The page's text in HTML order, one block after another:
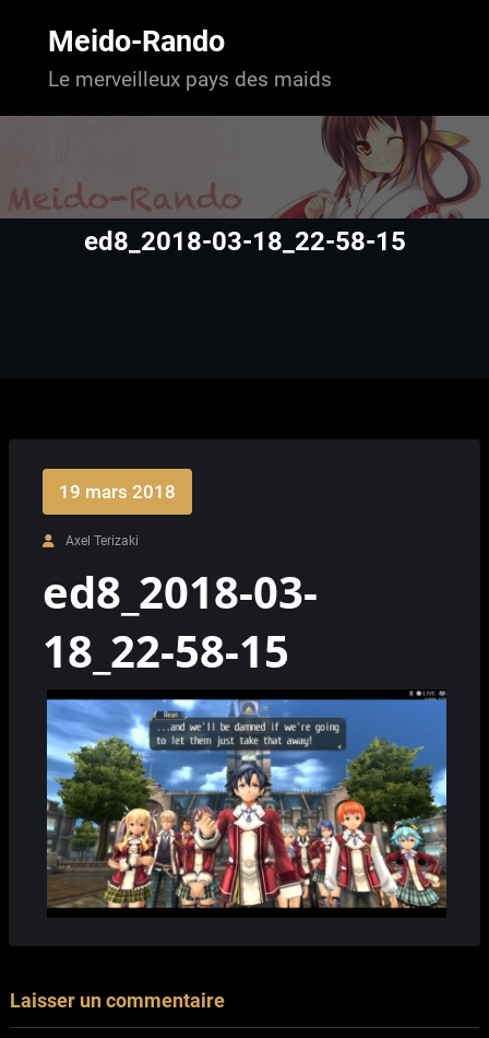
Meido-Rando
Le merveilleux pays des maids
ed8_2018-03-18_22-58-15
19 mars 2018
Axel Terizaki
ed8_2018-03-
18_22-58-15
Laisser un commentaire